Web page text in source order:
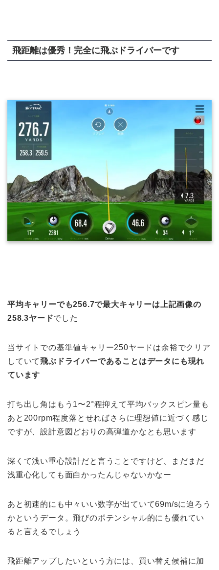
飛距離は優秀！完全に飛ぶドライバーです
平均キャリーでも256.7で最大キャリーは上記画像の
258.3ヤードでした
当サイトでの基準値キャリー250ヤードは余裕でクリア
していて飛ぶドライバーであることはデータにも現れ
ています
打ち出し角はもう1〜2°程抑えて平均バックスピン量も
あと200rpm程度落とせればさらに理想値に近づく感じ
ですが、設計意図どおりの高弾道かなとも思います
深くて浅い重心設計だと言うことですけど、まだまだ
浅重心化しても面白かったんじゃないかなー
あと初速的にも中々いい数字が出ていて69m/sに迫ろう
かというデータ。飛びのポテンシャル的にも優れてい
ると言えるでしょう
飛距離アップしたいという方には、買い替え候補に加